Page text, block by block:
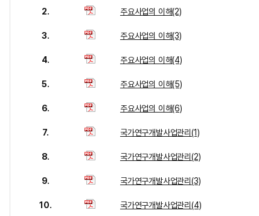
2. 주요사업의 이해(2)
3. 주요사업의 이해(3)
4. 주요사업의 이해(4)
5. 주요사업의 이해(5)
6. 주요사업의 이해(6)
7. 국가연구개발사업관리(1)
8. 국가연구개발사업관리(2)
9. 국가연구개발사업관리(3)
10. 국가연구개발사업관리(4)